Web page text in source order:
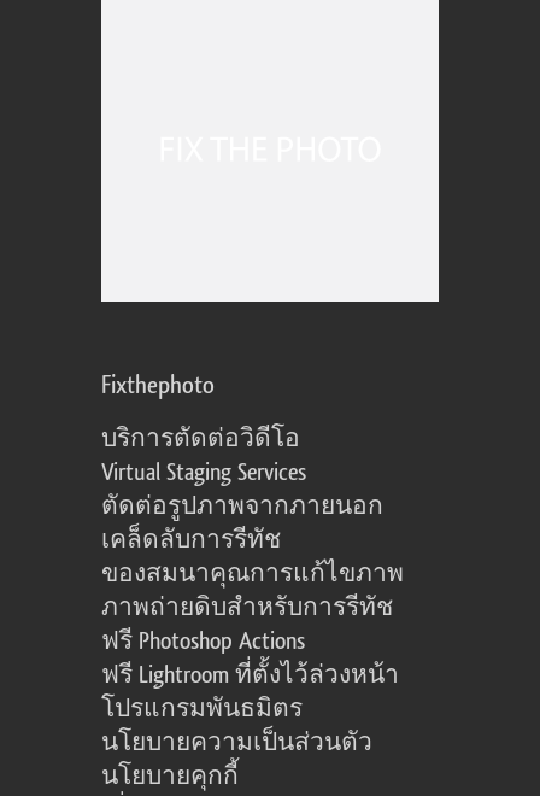
Fixthephoto
บริการตัดต่อวิดีโอ
Virtual Staging Services
ตัดต่อรูปภาพจากภายนอก
เคล็ดลับการรีทัช
ของสมนาคุณการแก้ไขภาพ
ภาพถ่ายดิบสำหรับการรีทัช
ฟรี Photoshop Actions
ฟรี Lightroom ที่ตั้งไว้ล่วงหน้า
โปรแกรมพันธมิตร
นโยบายความเป็นส่วนตัว
นโยบายคุกกี้